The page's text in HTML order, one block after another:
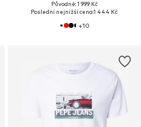
Původně: 1 999 Kč
Poslední nejnižší cena:1 444 Kč
+10